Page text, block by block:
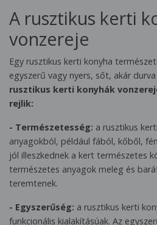
A rusztikus kerti
vonzereje
Egy rusztikus kerti konyha
egyszerű vagy nyers, sőt, akár
rusztikus kerti konyhák
rejlik:
- Természetesség: a rusztikus
anyagokból, például fából, kőből,
jól illeszkednek a kert természetes
természetes anyagok meleg és
teremtenek.
- Egyszerűség: a rusztikus kerti
funkcionális kialakításúak. Az